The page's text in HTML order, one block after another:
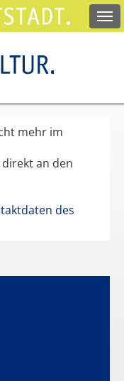
mehr im
direkt an den
des